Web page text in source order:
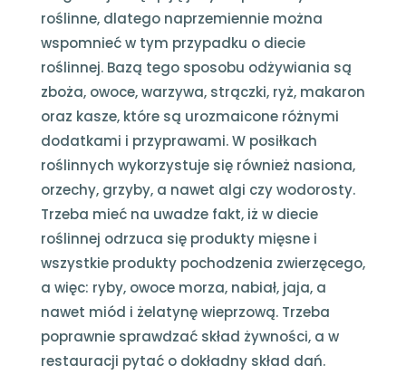
roślinne, dlatego naprzemiennie można
wspomnieć w tym przypadku o diecie
roślinnej. Bazą tego sposobu odżywiania są
zboża, owoce, warzywa, strączki, ryż, makaron
oraz kasze, które są urozmaicone różnymi
dodatkami i przyprawami. W posiłkach
roślinnych wykorzystuje się również nasiona,
orzechy, grzyby, a nawet algi czy wodorosty.
Trzeba mieć na uwadze fakt, iż w diecie
roślinnej odrzuca się produkty mięsne i
wszystkie produkty pochodzenia zwierzęcego,
a więc: ryby, owoce morza, nabiał, jaja, a
nawet miód i żelatynę wieprzową. Trzeba
poprawnie sprawdzać skład żywności, a w
restauracji pytać o dokładny skład dań.